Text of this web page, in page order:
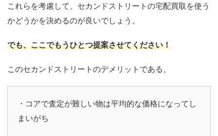
これらを考慮して、セカンドストリートの宅配買取を使う
かどうかを決めるのが良いでしょう。
でも、ここでもうひとつ提案させてください！
このセカンドストリートのデメリットである、
・コアで査定が難しい物は平均的な価格になってし
まいがち